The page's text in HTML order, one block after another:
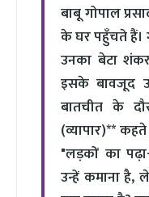
बाबू गोपाल
के घर पहुँचते हैं।
उनका बेटा
इसके बावजूद
बातचीत के
(व्यापार)**
"लड़कों का
उन्हें कमाना है,